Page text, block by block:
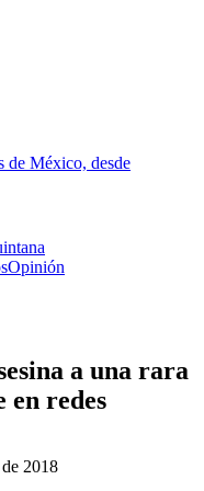
de México, desde
Opinión
a una rara
en redes
2018